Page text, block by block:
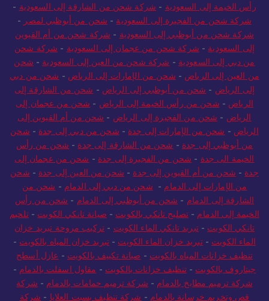
رأس الخيمة إلى السعودية - شركة شحن من الشارقة إلى السعودية -
شركة شحن من الفجيرة إلى السعودية - شحن من أبوظبي لمصر -
شركة شحن من أبوظبي إلى السعودية - شركة شحن من أم القيوين
إلى السعودية - شركة شحن من عجمان إلى السعودية - شركة شحن
من دبي إلى السعودية - شركة شحن من العين إلى السعودية - شحن
من العين إلى الرياض - شحن من الإمارات إلى الرياض - شحن من دبي
إلى الرياض - شحن من أبوظبي إلى الرياض - شحن من الشارقة إلى
الرياض - شحن من رأس الخيمة إلى الرياض - شحن من عجمان إلى
الرياض - شحن من الفجيرة إلى الرياض - شحن من أم القيوين إلى
الرياض - شحن من الإمارات إلى جدة - شحن من دبي إلى جدة - شحن
من أبوظبي إلى جدة - شحن من الشارقة إلى جدة - شحن من رأس
الخيمة الى جدة - شحن من الفجيرة إلى جدة - شحن من عجمان إلى
جدة - شحن من أم القيوين إلى جدة - شحن من العين إلى جدة - شحن
من الإمارات إلى الدمام - شحن من دبي إلى الدمام - شحن من
الشارقة إلى الدمام - شحن من أبوظبي إلى الدمام - شحن من رأس
الخيمة إلى الدمام -تصليح تانكي بالكويت - صيانة تانكي الكويت -تلحيم
تانكي الكويت -تبريد تانكي الماء الكويت - تركيب مروحة تبريد خزان
الماء الكويت -تبريد خزان الماء الكويت - تبريد خزان المياه بالكويت -
تنظيف خزانات المياه بالكويت - صيانة تكييف بالكويت - عازل أسطح
جيتاروف بالكويت -تنظيف خزانات بالكويت - مقاول اسفلت بالدمام -
شركة ترميم مطابخ بالدمام - شركة ترميم حمامات بالدمام - شركة
قص وتخريم خرسانة بالدمام - شركة تنظيف بسبت العلايا - شركة